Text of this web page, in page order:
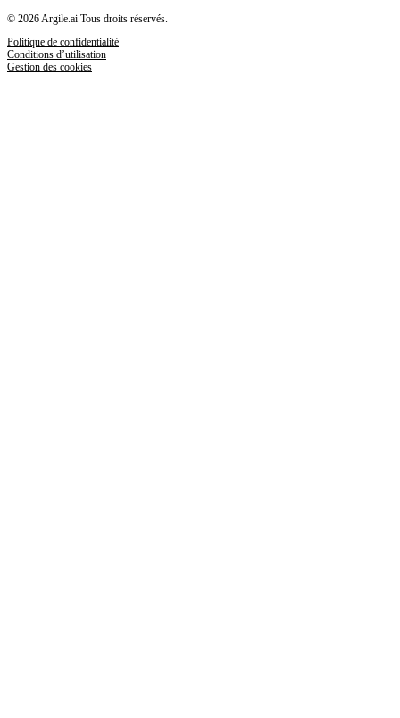
© 2026 Argile.ai Tous droits réservés.
Politique de confidentialité
Conditions d’utilisation
Gestion des cookies